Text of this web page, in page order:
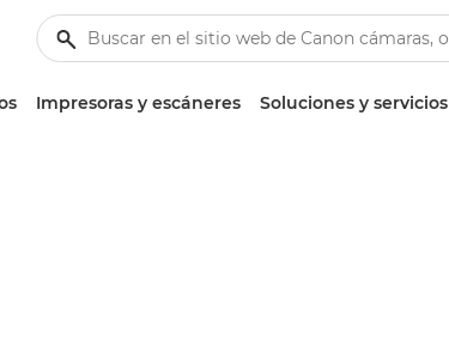
Impresoras y escáneres Soluciones y servicios